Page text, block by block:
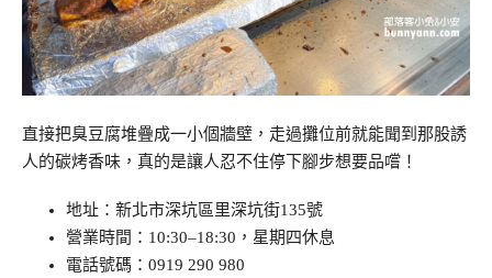
直接把臭豆腐堆疊成一小個牆壁，走過攤位前就能聞到那股誘
人的碳烤香味，真的是讓人忍不住停下腳步想要品嚐！
地址：新北市深坑區里深坑街135號
營業時間：10:30–18:30，星期四休息
電話號碼：0919 290 980